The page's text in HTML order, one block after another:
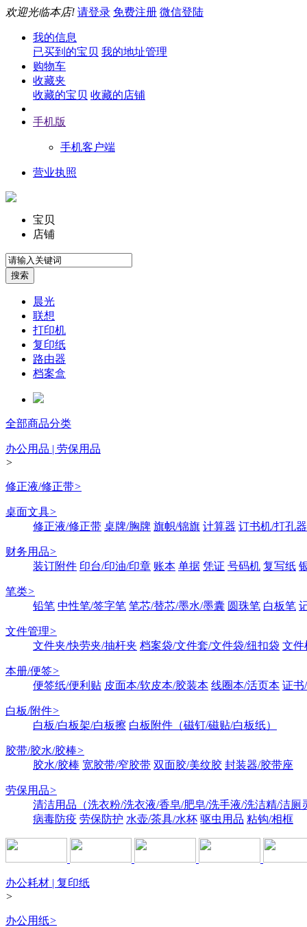
欢迎光临本店! 请登录 免费注册 微信登陆
我的信息
已买到的宝贝 我的地址管理
购物车
收藏夹
收藏的宝贝 收藏的店铺
手机版
手机客户端
营业执照
宝贝
店铺
晨光
联想
打印机
复印纸
路由器
档案盒
全部商品分类
办公用品 | 劳保用品
>
修正液/修正带>
桌面文具>
修正液/修正带 桌牌/胸牌 旗帜/锦旗 计算器 订书机/打孔器
财务用品>
装订附件 印台/印油/印章 账本 单据 凭证 号码机 复写纸
笔类>
铅笔 中性笔/签字笔 笔芯/替芯/墨水/墨囊 圆珠笔 白板笔
文件管理>
文件夹/快劳夹/抽杆夹 档案袋/文件套/文件袋/纽扣袋 文件
本册/便签>
便签纸/便利贴 皮面本/软皮本/胶装本 线圈本/活页本 证书
白板/附件>
白板/白板架/白板擦 白板附件（磁钉/磁贴/白板纸）
胶带/胶水/胶棒>
胶水/胶棒 宽胶带/窄胶带 双面胶/美纹胶 封装器/胶带座
劳保用品>
清洁用品（洗衣粉/洗衣液/香皂/肥皂/洗手液/洗洁精/洁厕
病毒防疫 劳保防护 水壶/茶具/水杯 驱虫用品 粘钩/相框
办公耗材 | 复印纸
>
办公用纸>